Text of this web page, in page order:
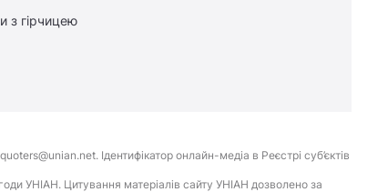
з гірчицею
Ідентифікатор онлайн-медіа в Реєстрі суб’єктів
УНІАН. Цитування матеріалів сайту УНІАН дозволено за